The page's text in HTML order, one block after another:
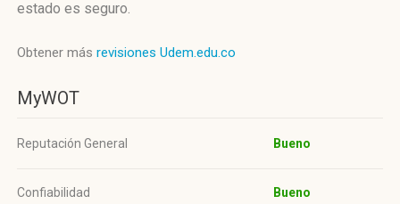
estado es seguro.
Obtener más revisiones Udem.edu.co
MyWOT
Reputación General Bueno
Confiabilidad
Bueno